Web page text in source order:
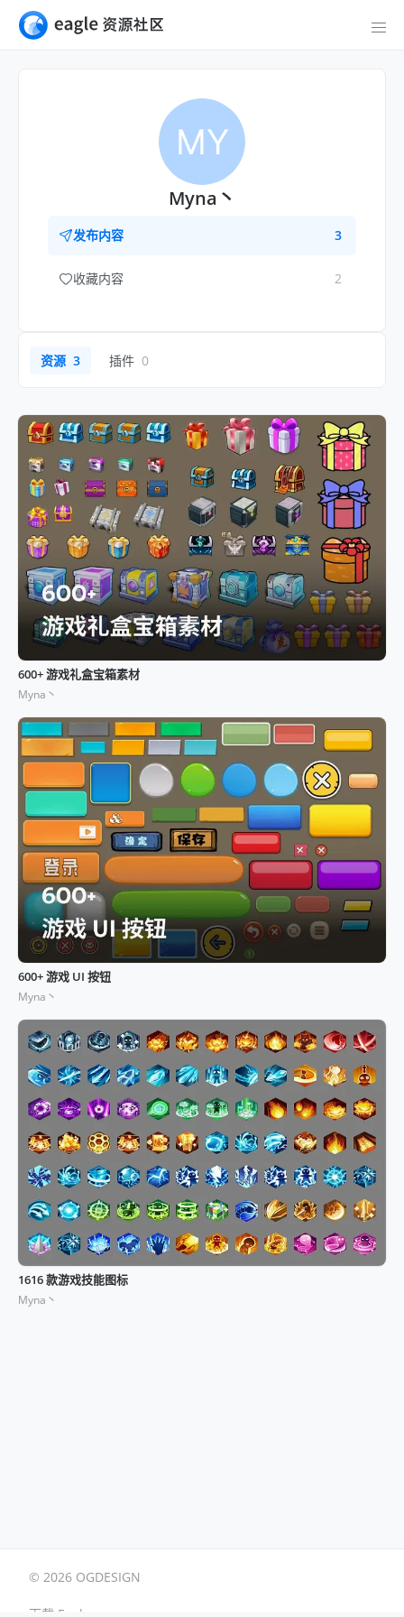
MY
Myna丶
发布内容 3
收藏内容 2
资源 3 插件 0
600+ 游戏礼盒宝箱素材
Myna丶
600+ 游戏 UI 按钮
Myna丶
1616 款游戏技能图标
Myna丶
© 2026 OGDESIGN